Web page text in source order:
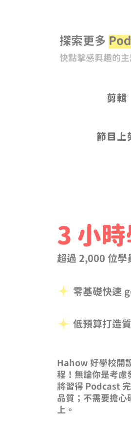
探索更多
快點擊感興趣的主
剪輯
節目上
3 小
超過 2,000 位
零基礎快速
低預算打造
Hahow 好學校開
程！無論你是考慮
將習得 Podcast
品質；不需要擔心
上。